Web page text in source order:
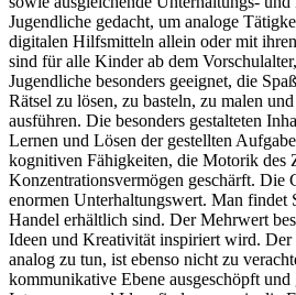
Jugendliche gedacht, um analoge
digitalen Hilfsmitteln allein oder mit
sind für alle Kinder ab dem
Jugendliche besonders geeignet, die
Rätsel zu lösen, zu basteln, zu malen
ausführen. Die besonders gestalteten
Lernen und Lösen der gestellten
kognitiven Fähigkeiten, die Motorik des
Konzentrationsvermögen geschärft. Die
enormen Unterhaltungswert. Man findet
Handel erhältlich sind. Der Mehrwert
Ideen und Kreativität inspiriert wird. Der
analog zu tun, ist ebenso nicht zu
kommunikative Ebene ausgeschöpft